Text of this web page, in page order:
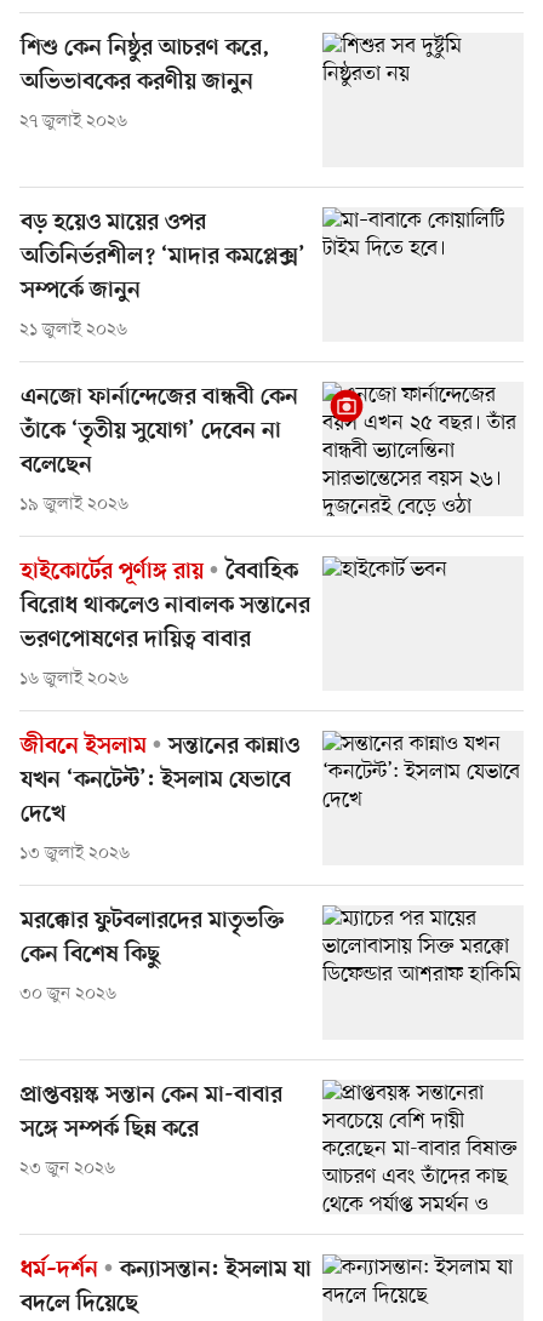
শিশু কেন নিষ্ঠুর আচরণ করে,
অভিভাবকের করণীয় জানুন
২৭ জুলাই ২০২৬
বড় হয়েও মায়ের ওপর
অতিনির্ভরশীল? ‘মাদার কমপ্লেক্স’
সম্পর্কে জানুন
২১ জুলাই ২০২৬
এনজো ফার্নান্দেজের বান্ধবী কেন
তাঁকে ‘তৃতীয় সুযোগ’ দেবেন না
বলেছেন
১৯ জুলাই ২০২৬
হাইকোর্টের পূর্ণাঙ্গ রায়
বৈবাহিক
বিরোধ থাকলেও নাবালক সন্তানের
ভরণপোষণের দায়িত্ব বাবার
১৬ জুলাই ২০২৬
জীবনে ইসলাম
সন্তানের কান্নাও
যখন ‘কনটেন্ট’: ইসলাম যেভাবে
দেখে
১৩ জুলাই ২০২৬
মরক্কোর ফুটবলারদের মাতৃভক্তি
কেন বিশেষ কিছু
৩০ জুন ২০২৬
প্রাপ্তবয়স্ক সন্তান কেন মা-বাবার
সঙ্গে সম্পর্ক ছিন্ন করে
২৩ জুন ২০২৬
ধর্ম–দর্শন
কন্যাসন্তান: ইসলাম যা
বদলে দিয়েছে